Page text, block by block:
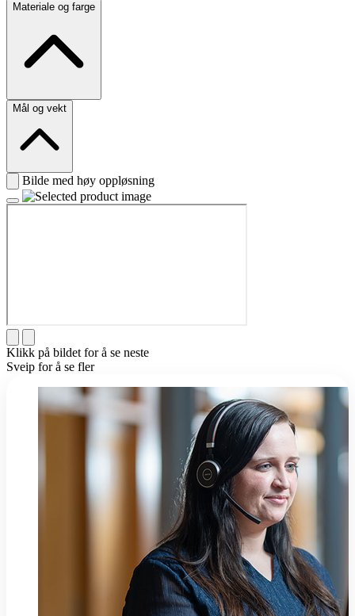
Materiale og farge
Mål og vekt
Bilde med høy oppløsning
Klikk på bildet for å se neste
Sveip for å se fler